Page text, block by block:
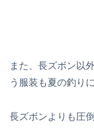
また、長ズボン以外
う服装も夏の釣り
長ズボンよりも圧